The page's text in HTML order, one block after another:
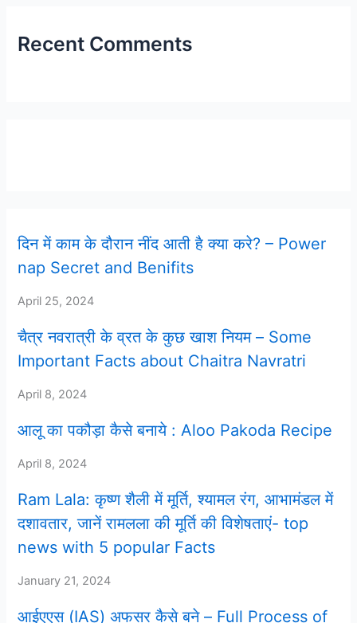
Recent Comments
दिन में काम के दौरान नींद आती है क्या करे? – Power
nap Secret and Benifits
April 25, 2024
चैत्र नवरात्री के व्रत के कुछ खाश नियम – Some
Important Facts about Chaitra Navratri
April 8, 2024
आलू का पकौड़ा कैसे बनाये : Aloo Pakoda Recipe
April 8, 2024
Ram Lala: कृष्ण शैली में मूर्ति, श्यामल रंग, आभामंडल में
दशावतार, जानें रामलला की मूर्ति की विशेषताएं- top
news with 5 popular Facts
January 21, 2024
आईएएस (IAS) अफसर कैसे बने – Full Process of